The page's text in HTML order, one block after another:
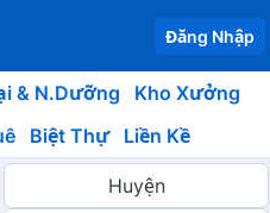
Đăng Nhập
& N.Dưỡng
Kho Xưởng
Biệt Thự Liền Kề